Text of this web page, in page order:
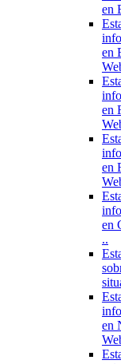
en
en
en
en
en
..
en